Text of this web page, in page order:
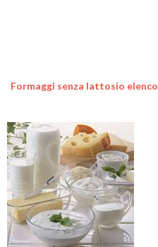
Formaggi senza lattosio elenco